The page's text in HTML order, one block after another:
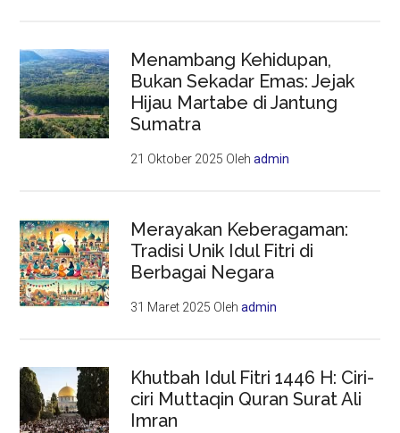
Menambang Kehidupan,
Bukan Sekadar Emas: Jejak
Hijau Martabe di Jantung
Sumatra
21 Oktober 2025 Olehadmin
Merayakan Keberagaman:
Tradisi Unik Idul Fitri di
Berbagai Negara
31 Maret 2025 Olehadmin
Khutbah Idul Fitri 1446 H: Ciri-
ciri Muttaqin Quran Surat Ali
Imran